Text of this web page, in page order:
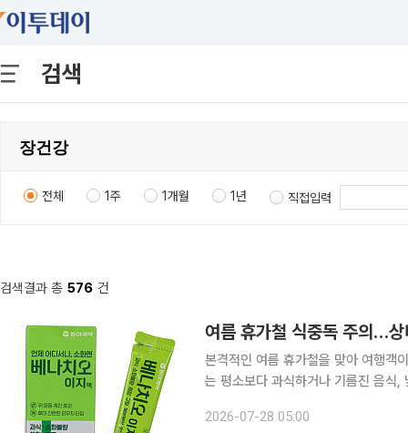
검색
전체 1주 1개월 1년 직접입력
검색결과 총 576 건
본격적인 여름 휴가철을 맞아 여행객
는 평소보다 과식하거나 기름진 음식
처에 따르면 최근 5년(2020~2024
2026-07-28 05:00